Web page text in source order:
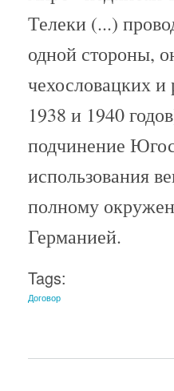
Телеки (...)
одной стороны,
чехословацких
1938 и 1940
подчинение
использования
полному
Германией.
Tags:
Договор